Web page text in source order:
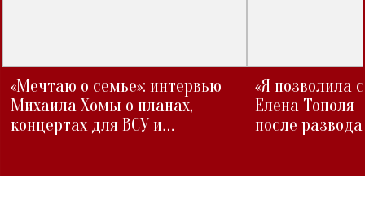
«Мечтаю о семье»: интервью
Михаила Хомы о планах,
концертах для ВСУ и
«Я позволила
Елена Тополя
после развода